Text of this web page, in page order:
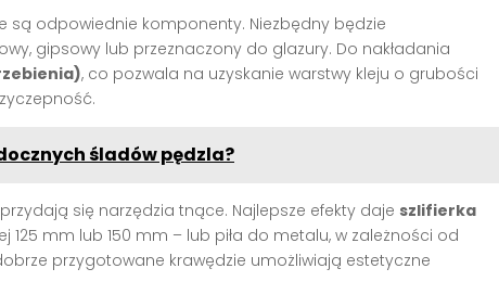
są odpowiednie komponenty. Niezbędny będzie
gipsowy lub przeznaczony do glazury. Do nakładania
, co pozwala na uzyskanie warstwy kleju o grubości
śladów pędzla?
się narzędzia tnące. Najlepsze efekty daje szlifierka
125 mm lub 150 mm – lub piła do metalu, w zależności od
przygotowane krawędzie umożliwiają estetyczne